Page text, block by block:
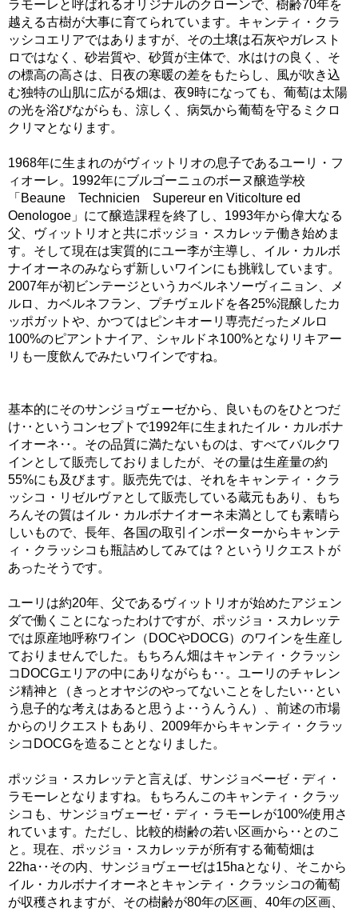
ラモーレと呼ばれるオリジナルのクローンで、樹齢70年を
越える古樹が大事に育てられています。キャンティ・クラ
ッシコエリアではありますが、その土壌は石灰やガレスト
ロではなく、砂岩質や、砂質が主体で、水はけの良く、そ
の標高の高さは、日夜の寒暖の差をもたらし、風が吹き込
む独特の山肌に広がる畑は、夜9時になっても、葡萄は太陽
の光を浴びながらも、涼しく、病気から葡萄を守るミクロ
クリマとなります。
1968年に生まれのがヴィットリオの息子であるユーリ・フ
ィオーレ。1992年にブルゴーニュのボーヌ醸造学校
「Beaune Technicien Supereur en Viticolture ed
Oenologoe」にて醸造課程を終了し、1993年から偉大なる
父、ヴィットリオと共にポッジョ・スカレッテ働き始めま
す。そして現在は実質的にユー李が主導し、イル・カルボ
ナイオーネのみならず新しいワインにも挑戦しています。
2007年が初ビンテージというカベルネソーヴィニョン、メ
ルロ、カベルネフラン、プチヴェルドを各25%混醸したカ
ッポガットや、かつてはピンキオーリ専売だったメルロ
100%のピアントナイア、シャルドネ100%となりリキアー
リも一度飲んでみたいワインですね。
基本的にそのサンジョヴェーゼから、良いものをひとつだ
け‥というコンセプトで1992年に生まれたイル・カルボナ
イオーネ‥。その品質に満たないものは、すべてバルクワ
インとして販売しておりましたが、その量は生産量の約
55%にも及びます。販売先では、それをキャンティ・クラ
ッシコ・リゼルヴァとして販売している蔵元もあり、もち
ろんその質はイル・カルボナイオーネ未満としても素晴ら
しいもので、長年、各国の取引インポーターからキャンテ
ィ・クラッシコも瓶詰めしてみては？というリクエストが
あったそうです。
ユーリは約20年、父であるヴィットリオが始めたアジェン
ダで働くことになったわけですが、ポッジョ・スカレッテ
では原産地呼称ワイン（DOCやDOCG）のワインを生産し
ておりませんでした。もちろん畑はキャンティ・クラッシ
コDOCGエリアの中にありながらも‥。ユーリのチャレン
ジ精神と（きっとオヤジのやってないことをしたい‥とい
う息子的な考えはあると思うよ‥うんうん）、前述の市場
からのリクエストもあり、2009年からキャンティ・クラッ
シコDOCGを造ることとなりました。
ポッジョ・スカレッテと言えば、サンジョベーゼ・ディ・
ラモーレとなりますね。もちろんこのキャンティ・クラッ
シコも、サンジョヴェーゼ・ディ・ラモーレが100%使用さ
れています。ただし、比較的樹齢の若い区画から‥とのこ
と。現在、ポッジョ・スカレッテが所有する葡萄畑は
22ha‥その内、サンジョヴェーゼは15haとなり、そこから
イル・カルボナイオーネとキャンティ・クラッシコの葡萄
が収穫されますが、その樹齢が80年の区画、40年の区画、